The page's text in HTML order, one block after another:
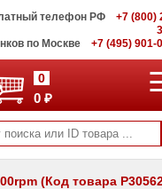
телефон РФ
+7 (800)
по Москве
+7 (495) 901-
0
0 ₽
(Код товара